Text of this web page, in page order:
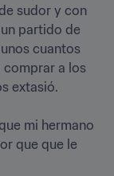
sudor y con
partido de
cuantos
comprar a los
extasió.
mi hermano
que que le